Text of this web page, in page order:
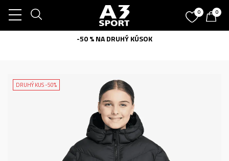
0 0
-50 % NA DRUHÝ KÚSOK
DRUHÝ KUS -50%